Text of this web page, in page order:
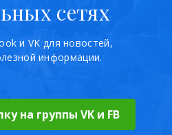
сетях
и VK для новостей,
информации.
на группы VK и FB